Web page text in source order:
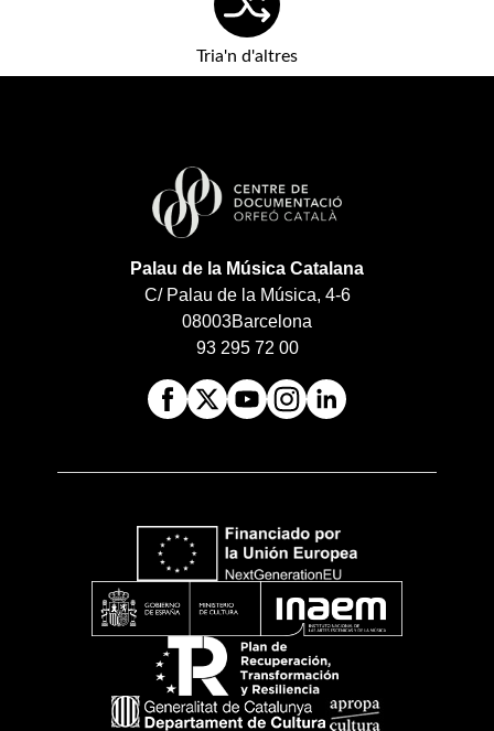
Tria'n d'altres
Palau de la Música Catalana
C/ Palau de la Música, 4-6
08003Barcelona
93 295 72 00